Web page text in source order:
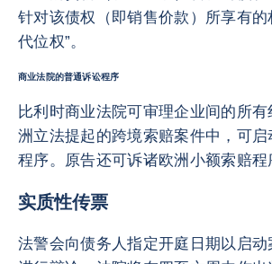
针对该债权（即销售价款）所享有的
代位权”。
商业法院的普通诉讼程序
比利时商业法院可审理企业间的所
洲立法提起的跨境索赔案件中，可
程序。原告还可诉诸欧洲小额索赔程
实质性传票
法警会向债务人指定开庭日期以启动